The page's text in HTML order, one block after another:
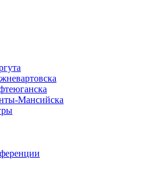
Мансийска